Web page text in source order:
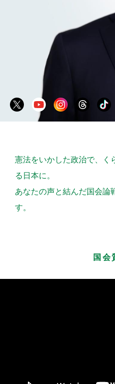
憲法をいかした政治で、く
る日本に。
あなたの声と結んだ国会論
す。
国会